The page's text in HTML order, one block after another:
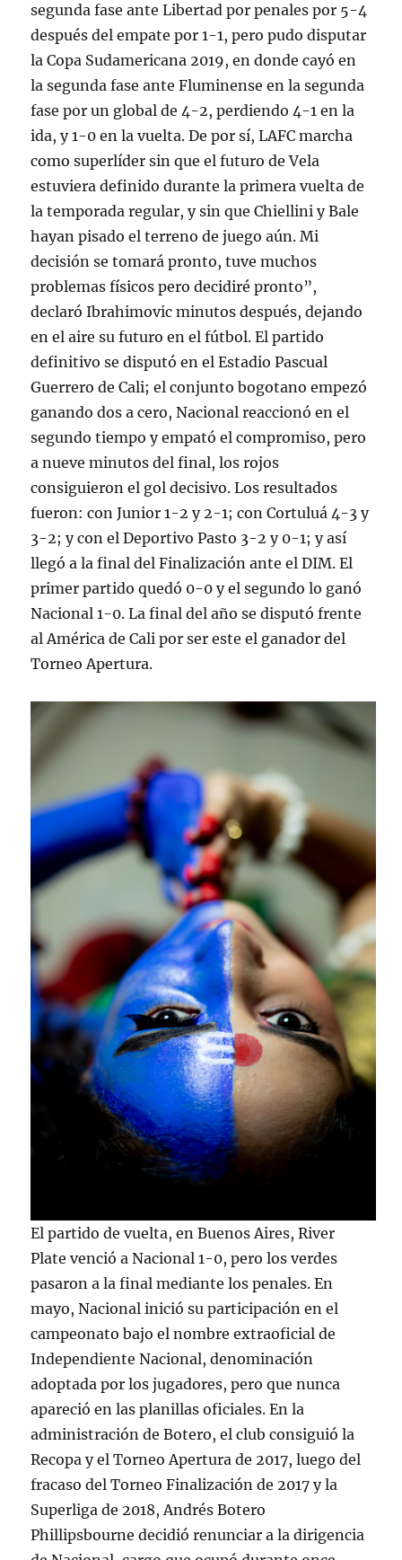
segunda fase ante Libertad por penales por 5-4
después del empate por 1-1, pero pudo disputar
la Copa Sudamericana 2019, en donde cayó en
la segunda fase ante Fluminense en la segunda
fase por un global de 4-2, perdiendo 4-1 en la
ida, y 1-0 en la vuelta. De por sí, LAFC marcha
como superlíder sin que el futuro de Vela
estuviera definido durante la primera vuelta de
la temporada regular, y sin que Chiellini y Bale
hayan pisado el terreno de juego aún. Mi
decisión se tomará pronto, tuve muchos
problemas físicos pero decidiré pronto”,
declaró Ibrahimovic minutos después, dejando
en el aire su futuro en el fútbol. El partido
definitivo se disputó en el Estadio Pascual
Guerrero de Cali; el conjunto bogotano empezó
ganando dos a cero, Nacional reaccionó en el
segundo tiempo y empató el compromiso, pero
a nueve minutos del final, los rojos
consiguieron el gol decisivo. Los resultados
fueron: con Junior 1-2 y 2-1; con Cortuluá 4-3 y
3-2; y con el Deportivo Pasto 3-2 y 0-1; y así
llegó a la final del Finalización ante el DIM. El
primer partido quedó 0-0 y el segundo lo ganó
Nacional 1-0. La final del año se disputó frente
al América de Cali por ser este el ganador del
Torneo Apertura.
El partido de vuelta, en Buenos Aires, River
Plate venció a Nacional 1-0, pero los verdes
pasaron a la final mediante los penales. En
mayo, Nacional inició su participación en el
campeonato bajo el nombre extraoficial de
Independiente Nacional, denominación
adoptada por los jugadores, pero que nunca
apareció en las planillas oficiales. En la
administración de Botero, el club consiguió la
Recopa y el Torneo Apertura de 2017, luego del
fracaso del Torneo Finalización de 2017 y la
Superliga de 2018, Andrés Botero
Phillipsbourne decidió renunciar a la dirigencia